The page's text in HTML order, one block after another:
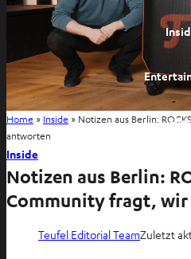
Home » Inside » Notizen aus Berlin:
antworten
Inside
Notizen aus Berlin:
Community fragt,
Teufel Editorial TeamZuletzt